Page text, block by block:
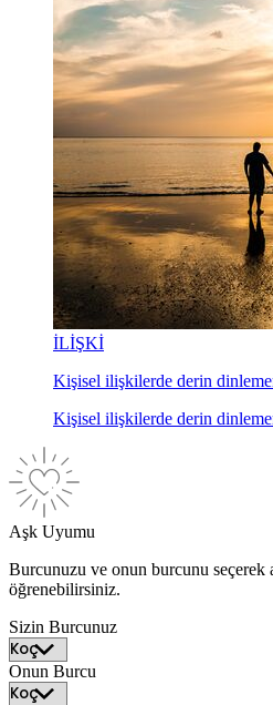
İLİŞKİ
Kişisel ilişkilerde derin
Kişisel ilişkilerde derin
Aşk Uyumu
Burcunuzu ve onun burcunu seçerek
öğrenebilirsiniz.
Sizin Burcunuz
Onun Burcu